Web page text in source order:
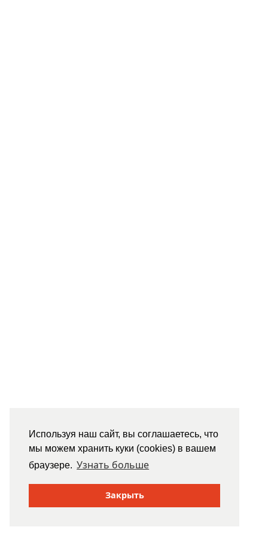
Используя наш сайт, вы соглашаетесь, что
мы можем хранить куки (cookies) в вашем
браузере. Узнать больше
Закрыть